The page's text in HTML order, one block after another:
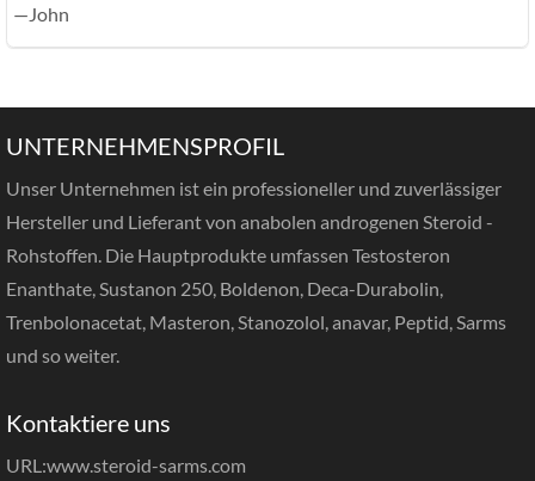
—John
UNTERNEHMENSPROFIL
Unser Unternehmen ist ein professioneller und zuverlässiger
Hersteller und Lieferant von anabolen androgenen Steroid -
Rohstoffen. Die Hauptprodukte umfassen Testosteron
Enanthate, Sustanon 250, Boldenon, Deca-Durabolin,
Trenbolonacetat, Masteron, Stanozolol, anavar, Peptid, Sarms
und so weiter.
Kontaktiere uns
URL:www.steroid-sarms.com